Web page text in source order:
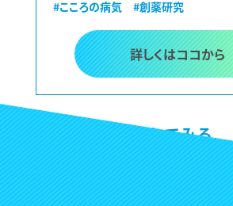
#こころの病気
#創薬研究
詳しくはココから
掲載リクエストしてみる